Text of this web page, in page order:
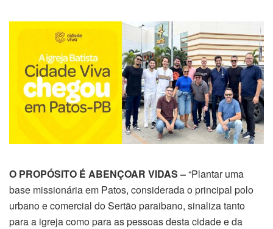
O PROPÓSITO É ABENÇOAR VIDAS –“Plantar uma
base missionária em Patos, considerada o principal polo
urbano e comercial do Sertão paraibano, sinaliza tanto
para a igreja como para as pessoas desta cidade e da